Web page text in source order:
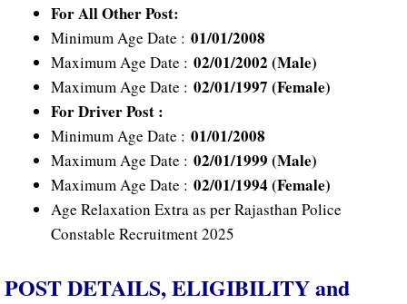
For All Other Post:
Minimum Age Date : 01/01/2008
Maximum Age Date : 02/01/2002 (Male)
Maximum Age Date : 02/01/1997 (Female)
For Driver Post :
Minimum Age Date : 01/01/2008
Maximum Age Date : 02/01/1999 (Male)
Maximum Age Date : 02/01/1994 (Female)
Age Relaxation Extra as per Rajasthan Police
Constable Recruitment 2025
POST DETAILS, ELIGIBILITY and